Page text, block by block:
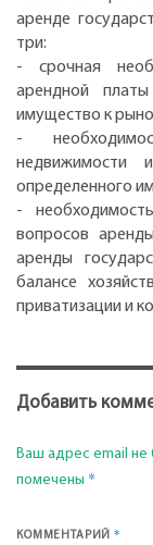
аренде
три:
- срочная
арендной
имущество к
-
недвижимости
определенного
-
вопросов
аренды
балансе
приватизации и
Добавить
Ваш адрес email не
помечены *
КОММЕНТАРИЙ*